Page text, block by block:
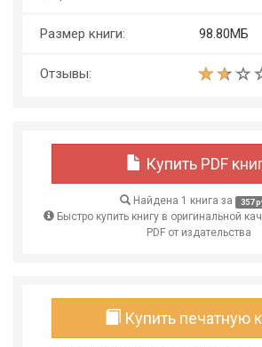
Размер книги: 98.80МБ
Отзывы:
Купить PDF
Найдена 1 книга за 357
Быстро купить книгу в оригинальной
PDF от издательства
Купить печатную